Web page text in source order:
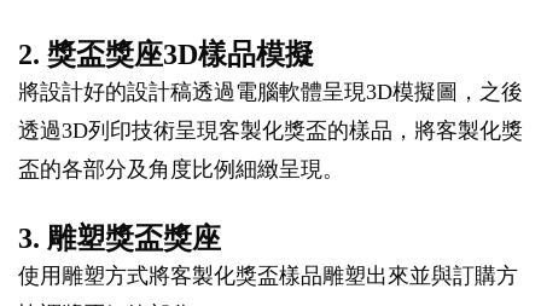
2. 獎盃獎座3D樣品模擬
將設計好的設計稿透過電腦軟體呈現3D模擬圖，之後
透過3D列印技術呈現客製化獎盃的樣品，將客製化獎
盃的各部分及角度比例細緻呈現。
3. 雕塑獎盃獎座
使用雕塑方式將客製化獎盃樣品雕塑出來並與訂購方